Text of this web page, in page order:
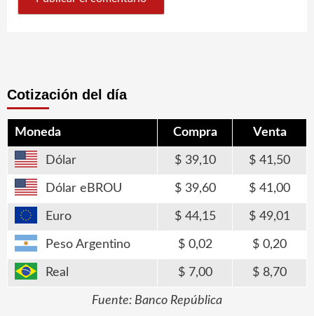
Cotización del día
Moneda Compra Venta
Dólar 39,10 41,50
Dólar eBROU 39,60 41,00
Euro 44,15 49,01
Peso Argentino 0,02 0,20
Real 7,00 8,70
Fuente: Banco República